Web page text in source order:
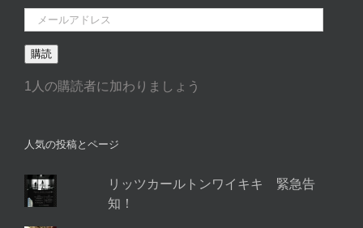
ー
ル
ド
購読
1人の購読者に加わりましょう
人気の投稿とページ
リッツカールトンワイキキ 緊急告
知！